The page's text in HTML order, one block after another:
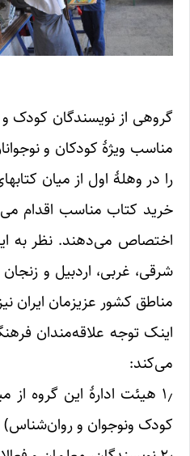
گروهی از نویسندگان کودک و
مناسب ویژۀ کودکان و
را در وهلۀ اول از میان
خرید کتاب مناسب اقدام
اختصاص می‌دهند. نظر به
شرقی، غربی، اردبیل و
مناطق کشور عزیزمان ایران
اینک توجه علاقه‌مندان
می‌کند:
۱٫ هیئت ادارۀ این گروه از میان خود، آقایان
کودک ونوجوان و روان‌شناس)